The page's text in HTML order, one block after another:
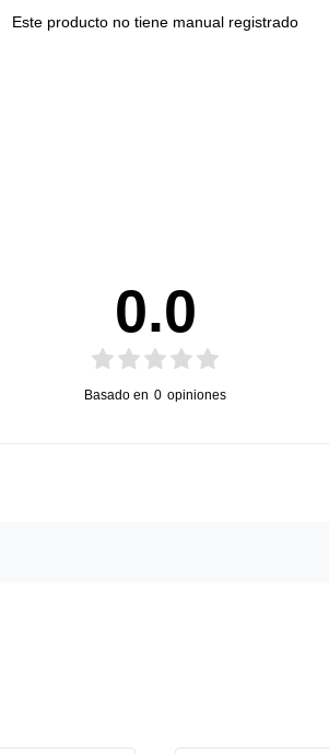
Este producto no tiene manual registrado
0.0
Basado en 0 opiniones